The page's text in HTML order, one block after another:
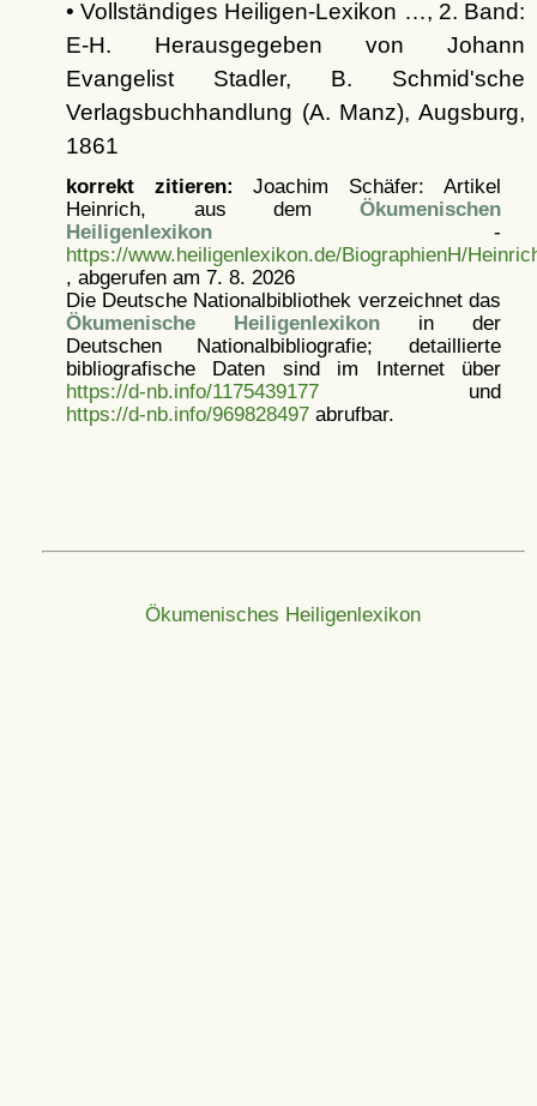
• Vollständiges Heiligen-Lexikon …, 2. Band:
E-H. Herausgegeben von Johann
Evangelist Stadler, B. Schmid'sche
Verlagsbuchhandlung (A. Manz), Augsburg,
1861
korrekt zitieren: Joachim Schäfer: Artikel
Heinrich, aus dem Ökumenischen
Heiligenlexikon-
https://www.heiligenlexikon.de/BiographienH/
, abgerufen am 7. 8. 2026
Die Deutsche Nationalbibliothek verzeichnet das
Ökumenische Heiligenlexikonin der
Deutschen Nationalbibliografie; detaillierte
bibliografische Daten sind im Internet über
https://d-nb.info/1175439177und
https://d-nb.info/969828497abrufbar.
Ökumenisches Heiligenlexikon